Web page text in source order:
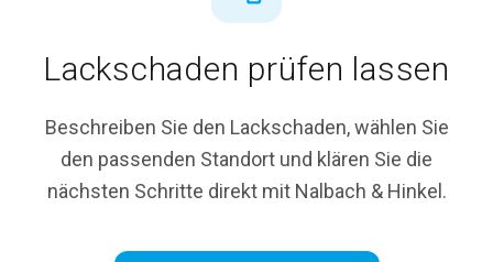
Lackschaden prüfen lassen
Beschreiben Sie den Lackschaden, wählen Sie
den passenden Standort und klären Sie die
nächsten Schritte direkt mit Nalbach & Hinkel.